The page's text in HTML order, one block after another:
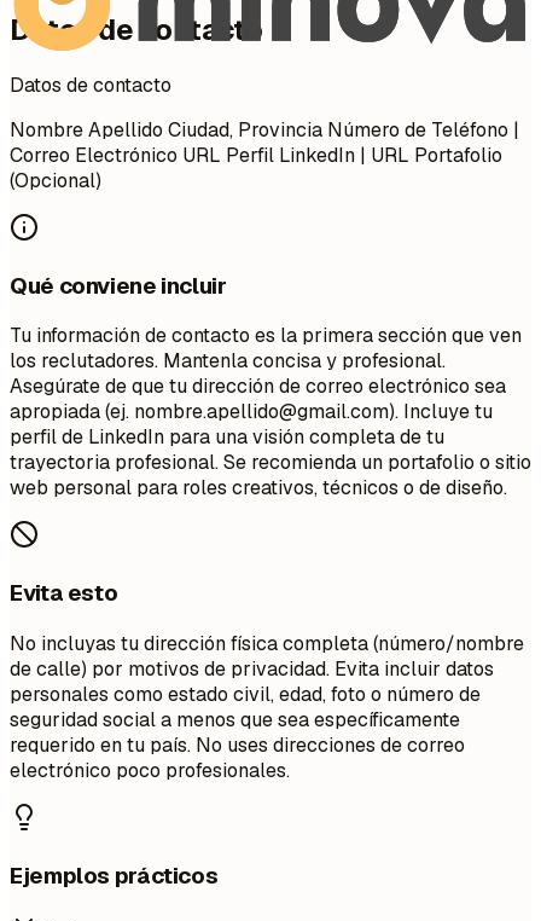
Datos de contacto
Datos de contacto
Nombre Apellido Ciudad, Provincia Número de Teléfono |
Correo Electrónico URL Perfil LinkedIn | URL Portafolio
(Opcional)
Qué conviene incluir
Tu información de contacto es la primera sección que ven
los reclutadores. Mantenla concisa y profesional.
Asegúrate de que tu dirección de correo electrónico sea
apropiada (ej. nombre.apellido@gmail.com). Incluye tu
perfil de LinkedIn para una visión completa de tu
trayectoria profesional. Se recomienda un portafolio o sitio
web personal para roles creativos, técnicos o de diseño.
Evita esto
No incluyas tu dirección física completa (número/nombre
de calle) por motivos de privacidad. Evita incluir datos
personales como estado civil, edad, foto o número de
seguridad social a menos que sea específicamente
requerido en tu país. No uses direcciones de correo
electrónico poco profesionales.
Ejemplos prácticos